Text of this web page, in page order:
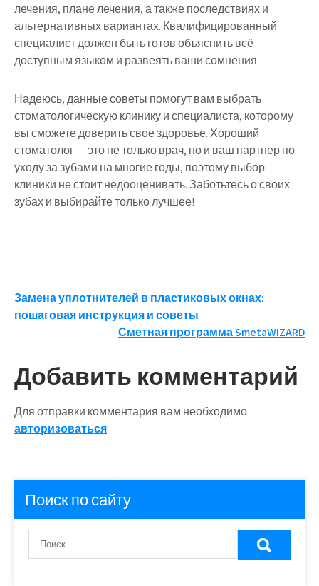
лечения, плане лечения, а также последствиях и
альтернативных вариантах. Квалифицированный
специалист должен быть готов объяснить всё
доступным языком и развеять ваши сомнения.
Надеюсь, данные советы помогут вам выбрать
стоматологическую клинику и специалиста, которому
вы сможете доверить свое здоровье. Хороший
стоматолог — это не только врач, но и ваш партнер по
уходу за зубами на многие годы, поэтому выбор
клиники не стоит недооценивать. Заботьтесь о своих
зубах и выбирайте только лучшее!
Навигация
по
Замена уплотнителей в пластиковых окнах:
пошаговая инструкция и советы
Сметная программа SmetaWIZARD
Добавить комментарий
Для отправки комментария вам необходимо
авторизоваться.
Поиск по сайту